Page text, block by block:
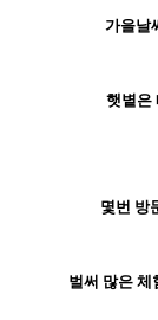
가을날
햇볕은
몇번 방
벌써 많은 체